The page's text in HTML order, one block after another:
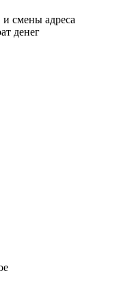
смены адреса
денег